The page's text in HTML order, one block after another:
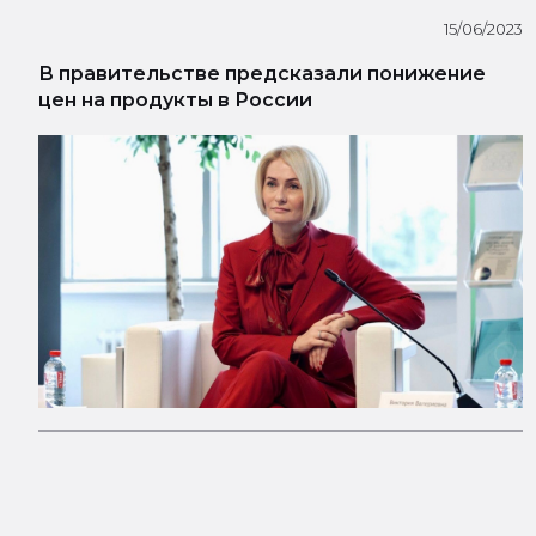
15/06/2023
В правительстве предсказали понижение
цен на продукты в России